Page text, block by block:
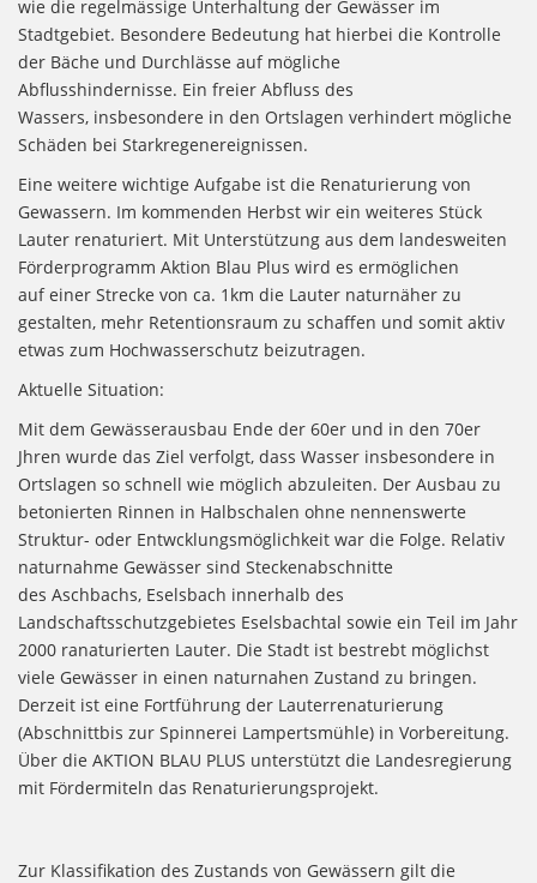
wie die regelmässige Unterhaltung der Gewässer im
Stadtgebiet. Besondere Bedeutung hat hierbei die Kontrolle
der Bäche und Durchlässe auf mögliche
Abflusshindernisse. Ein freier Abfluss des
Wassers, insbesondere in den Ortslagen verhindert mögliche
Schäden bei Starkregenereignissen.
Eine weitere wichtige Aufgabe ist die Renaturierung von
Gewassern. Im kommenden Herbst wir ein weiteres Stück
Lauter renaturiert. Mit Unterstützung aus dem landesweiten
Förderprogramm Aktion Blau Plus wird es ermöglichen
auf einer Strecke von ca. 1km die Lauter naturnäher zu
gestalten, mehr Retentionsraum zu schaffen und somit aktiv
etwas zum Hochwasserschutz beizutragen.
Aktuelle Situation:
Mit dem Gewässerausbau Ende der 60er und in den 70er
Jhren wurde das Ziel verfolgt, dass Wasser insbesondere in
Ortslagen so schnell wie möglich abzuleiten. Der Ausbau zu
betonierten Rinnen in Halbschalen ohne nennenswerte
Struktur- oder Entwcklungsmöglichkeit war die Folge. Relativ
naturnahme Gewässer sind Steckenabschnitte
des Aschbachs, Eselsbach innerhalb des
Landschaftsschutzgebietes Eselsbachtal sowie ein Teil im Jahr
2000 ranaturierten Lauter. Die Stadt ist bestrebt möglichst
viele Gewässer in einen naturnahen Zustand zu bringen.
Derzeit ist eine Fortführung der Lauterrenaturierung
(Abschnittbis zur Spinnerei Lampertsmühle) in Vorbereitung.
Über die AKTION BLAU PLUS unterstützt die Landesregierung
mit Fördermiteln das Renaturierungsprojekt.
Zur Klassifikation des Zustands von Gewässern gilt die